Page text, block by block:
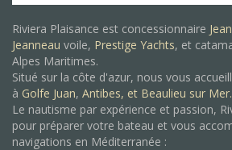
Riviera Plaisance est concessionnaire
Jeanneau voile, Prestige Yachts, et
Alpes Maritimes.
Situé sur la côte d'azur, nous vous
à Golfe Juan, Antibes, et Beaulieu sur Mer.
Le nautisme par expérience et passion,
pour préparer votre bateau et vous
navigations en Méditerranée :